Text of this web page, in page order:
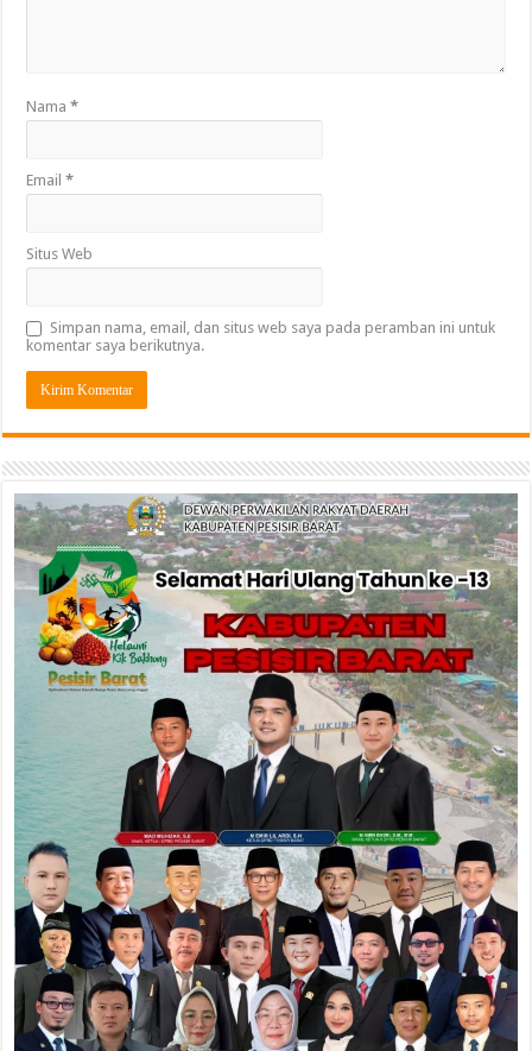
Nama*
Email*
Situs Web
Simpan nama, email, dan situs web saya pada peramban ini untuk
komentar saya berikutnya.